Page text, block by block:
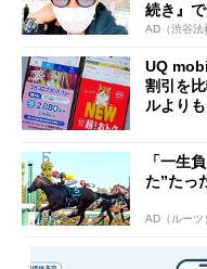
続き』
AD（渋谷法
UQ
割引を
ルより
「一生
た”たっ
AD（ルーツ